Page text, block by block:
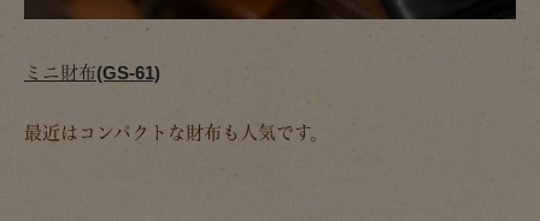
ミニ財布(GS-61)
最近はコンパクトな財布も人気です。